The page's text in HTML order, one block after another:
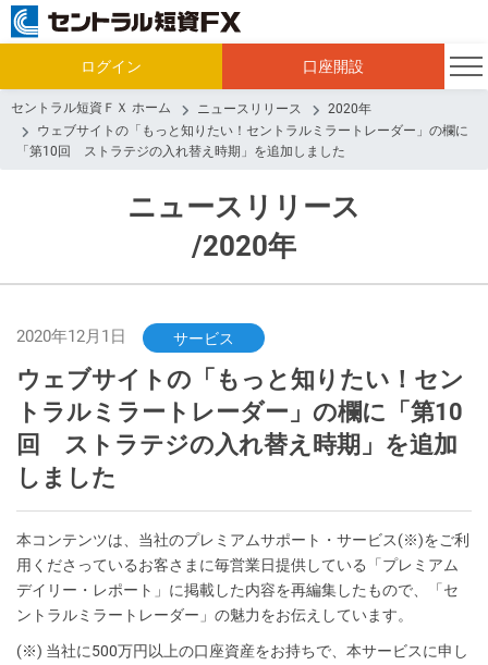
ログイン 口座開設
セントラル短資ＦＸ ホーム ニュースリリース
2020年
ウェブサイトの「もっと知りたい！セントラルミラートレーダー」の欄に
「第10回 ストラテジの入れ替え時期」を追加しました
ニュースリリース
/2020年
2020年12月1日 サービス
ウェブサイトの「もっと知りたい！セン
トラルミラートレーダー」の欄に「第10
回 ストラテジの入れ替え時期」を追加
しました
本コンテンツは、当社のプレミアムサポート・サービス(※)をご利
用くださっているお客さまに毎営業日提供している「プレミアム
デイリー・レポート」に掲載した内容を再編集したもので、「セ
ントラルミラートレーダー」の魅力をお伝えしています。
(※) 当社に500万円以上の口座資産をお持ちで、本サービスに申し